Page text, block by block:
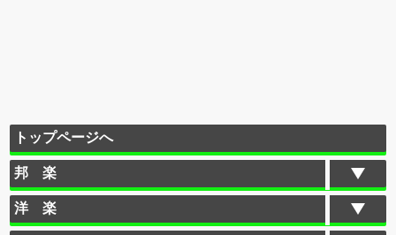
トップページへ
邦 楽
洋 楽